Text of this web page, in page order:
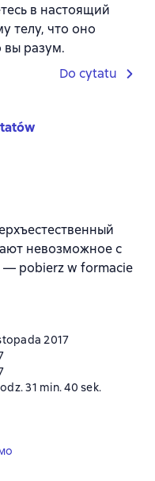
в настоящий
телу, что оно
вы разум.
Do cytatu
невозможное с
pobierz w formacie
2017
31 min. 40 sek.